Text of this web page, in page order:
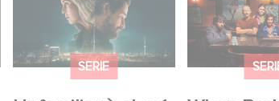
SERIE
nella Top 10 di Netflix
delle serie non in
lingua inglese!
Want
Welcome to
Revenge